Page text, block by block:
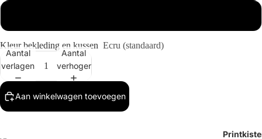
Kleur bekleding en kussen Ecru (standaard)
Aantal
verlagen
Aantal
verhogen
Aan winkelwagen toevoegen